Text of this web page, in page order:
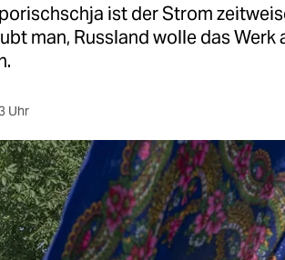
ist der Strom
man, Russland wolle das Werk
Uhr